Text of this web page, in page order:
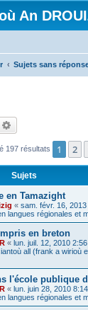
An
Sujets sans
197 résultats 1 2
Sujets
en Tamazight
« sam. févr. 16,
langues régionales et
en breton
« lun. juil. 12, 2010
all (frank a wirioù
l'école publique
« lun. juin 28, 2010
langues régionales et